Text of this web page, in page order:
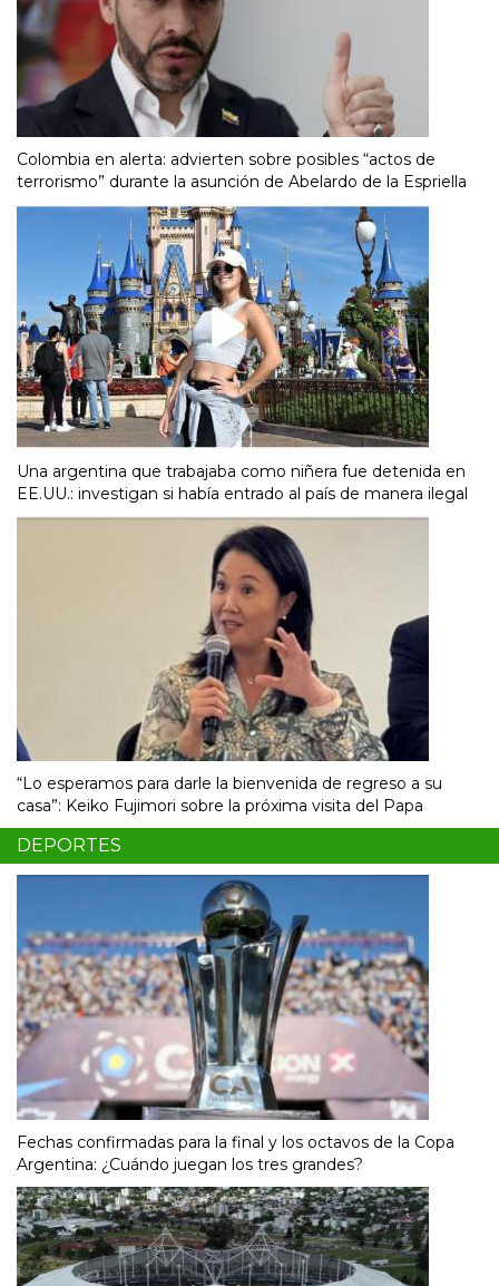
Colombia en alerta: advierten sobre posibles “actos de
terrorismo” durante la asunción de Abelardo de la Espriella
Una argentina que trabajaba como niñera fue detenida en
EE.UU.: investigan si había entrado al país de manera ilegal
“Lo esperamos para darle la bienvenida de regreso a su
casa”: Keiko Fujimori sobre la próxima visita del Papa
DEPORTES
Fechas confirmadas para la final y los octavos de la Copa
Argentina: ¿Cuándo juegan los tres grandes?